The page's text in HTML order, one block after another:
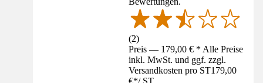
(2)
Preis — 179,00 € * Alle Preise
inkl. MwSt. und ggf. zzgl.
Versandkosten pro ST179,00
€*/ ST